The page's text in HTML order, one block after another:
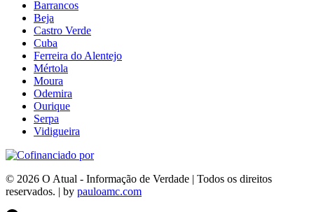
Barrancos
Beja
Castro Verde
Cuba
Ferreira do Alentejo
Mértola
Moura
Odemira
Ourique
Serpa
Vidigueira
© 2026 O Atual - Informação de Verdade | Todos os direitos
reservados. | by pauloamc.com